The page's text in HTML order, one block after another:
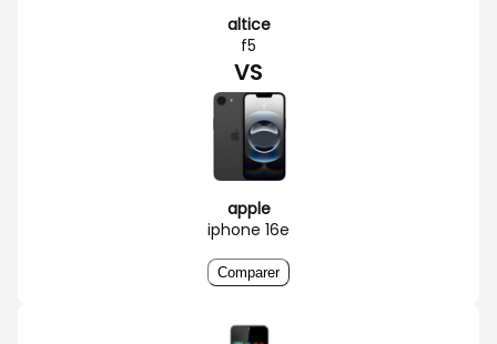
altice
f5
VS
apple
iphone 16e
Comparer